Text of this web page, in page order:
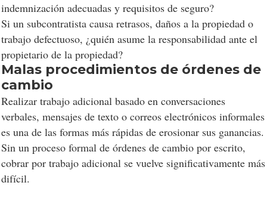
indemnización adecuadas y requisitos de seguro?
Si un subcontratista causa retrasos, daños a la propiedad o
trabajo defectuoso, ¿quién asume la responsabilidad ante el
propietario de la propiedad?
Malas procedimientos de órdenes de
cambio
Realizar trabajo adicional basado en conversaciones
verbales, mensajes de texto o correos electrónicos informales
es una de las formas más rápidas de erosionar sus ganancias.
Sin un proceso formal de órdenes de cambio por escrito,
cobrar por trabajo adicional se vuelve significativamente más
difícil.